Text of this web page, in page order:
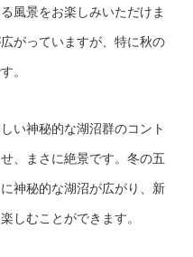
風景をお楽しみいただけま
がっていますが、特に秋の
。
い神秘的な湖沼群のコント
、まさに絶景です。冬の五
神秘的な湖沼が広がり、新
しむことができます。